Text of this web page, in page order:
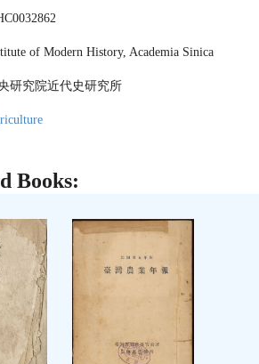
of Modern History, Academia Sinica
研究院近代史研究所
Books: